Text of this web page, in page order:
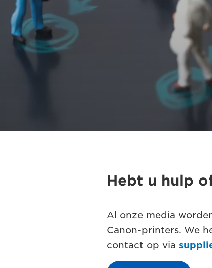
Hebt u hulp
Al onze media
Canon-printers. We
contact op via